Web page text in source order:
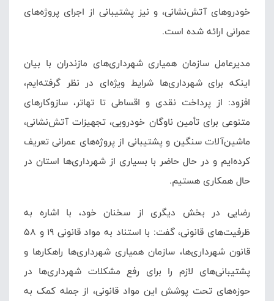
خودروهای آتش‌نشانی، و نیز پشتیبانی از اجرای پروژه‌های
عمرانی ارائه شده است.
مدیرعامل سازمان همیاری شهرداری‌های مازندران با بیان
اینکه برای شهرداری‌ها شرایط ویژه‌ای در نظر گرفته‌ایم،
افزود: از پرداخت نقدی و اقساطی تا تهاتر، سازوکارهای
متنوعی برای تأمین ناوگان خودرویی، تجهیزات آتش‌نشانی،
ماشین‌آلات سنگین و پشتیبانی از پروژه‌های عمرانی تعریف
کرده‌ایم و در حال حاضر با بسیاری از شهرداری‌ها استان در
حال همکاری هستیم.
رضایی در بخش دیگری از سخنان خود، با اشاره به
ظرفیت‌های قانونی، گفت: با استناد به مواد قانونی ۱۹ و ۵۸
قانون شهرداری‌ها، سازمان همیاری شهرداری‌ها راهکارها و
پشتیبانی‌های لازم را برای رفع مشکلات شهرداری‌ها در
حوزه‌های تحت پوشش این مواد قانونی، از جمله کمک به